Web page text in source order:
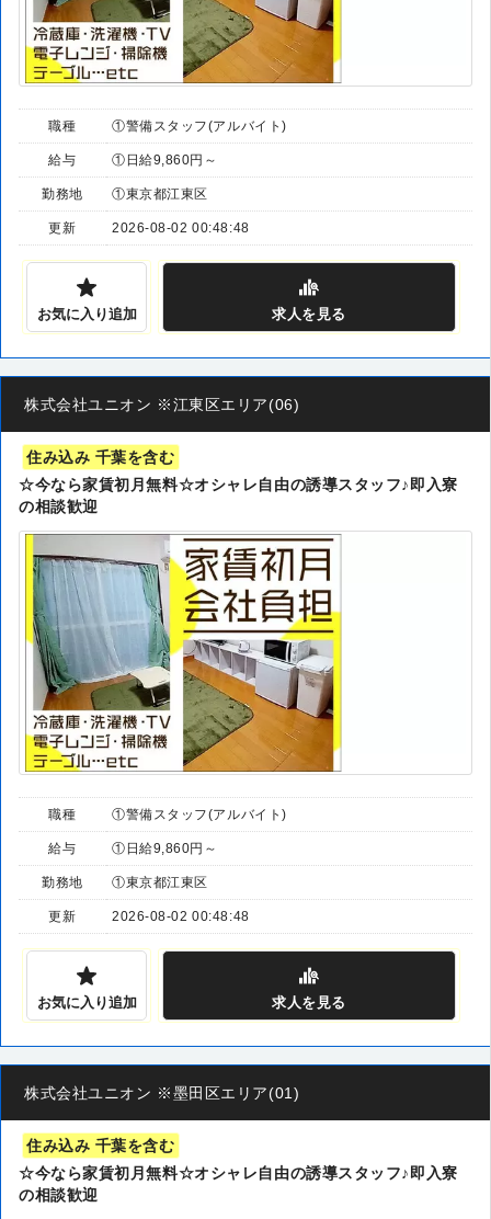
職種 ①警備スタッフ(アルバイト)
給与 ①日給9,860円～
勤務地 ①東京都江東区
更新 2026-08-02 00:48:48
お気に入り追加 求人を見る
株式会社ユニオン ※江東区エリア(06)
住み込み 千葉を含む
☆今なら家賃初月無料☆オシャレ自由の誘導スタッフ♪即入寮
の相談歓迎
職種 ①警備スタッフ(アルバイト)
給与 ①日給9,860円～
勤務地 ①東京都江東区
更新 2026-08-02 00:48:48
お気に入り追加 求人 を見る
株式会社ユニオン ※墨田区エリア(01)
住み込み 千葉を含む
☆今なら家賃初月無料☆オシャレ自由の誘導スタッフ♪即入寮
の相談歓迎